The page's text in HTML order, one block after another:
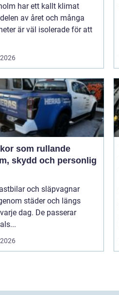
har ett kallt klimat
av året och många
är väl isolerade för att
som rullande
skydd och personlig
och släpvagnar
städer och längs
dag. De passerar